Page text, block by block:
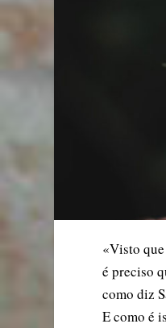
«Visto
é preciso
como diz
E como é